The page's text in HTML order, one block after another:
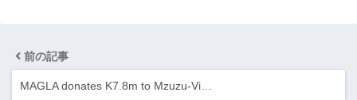
前の記事
MAGLA donates K7.8m to Mzuzu-Vi…